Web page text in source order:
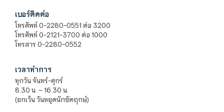
เบอร์ติดต่อ
โทรศัพท์ 0-2280-0551 ต่อ 3200
โทรศัพท์ 0-2121-3700 ต่อ 1000
โทรสาร 0-2280-0552
เวลาทำการ
ทุกวัน จันทร์-ศุกร์
8.30 น. – 16.30 น.
(ยกเว้น วันหยุดนักขัตฤกษ์)